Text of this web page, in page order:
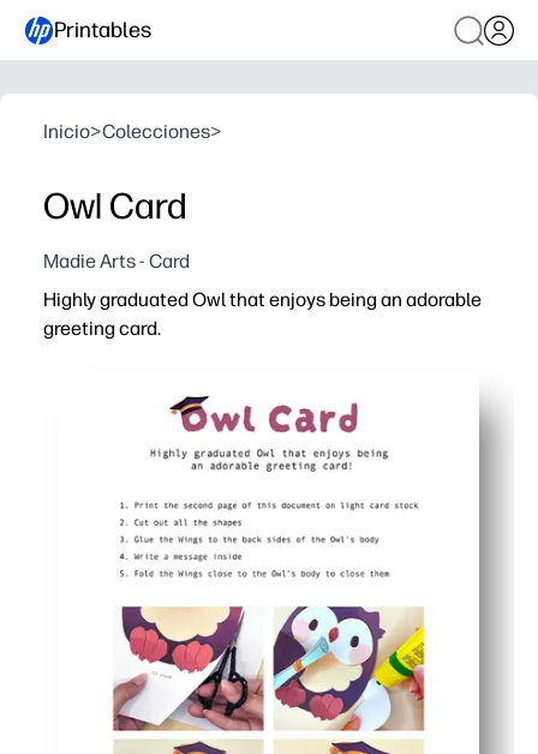
Printables
Inicio>Colecciones>
Owl Card
Madie Arts - Card
Highly graduated Owl that enjoys being an adorable
greeting card.